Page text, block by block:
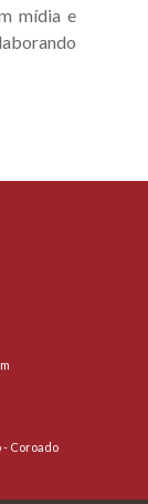
mídia e
Coroado